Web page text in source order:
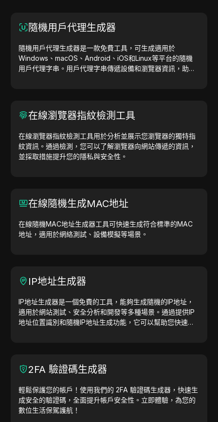
隨機用戶代理生成器
隨機用戶代理生成器是一款免費工具，可生成適用於
Windows、macOS、Android、iOS和Linux等平台的隨機
用戶代理字串。用戶代理字串傳遞設備和瀏覽器資訊，助力
在線瀏覽器指紋檢測工具
在線瀏覽器指紋檢測工具用於分析並展示您瀏覽器的獨特指
紋資訊。通過檢測，您可以了解瀏覽器向網站傳遞的資訊，
並採取措施提升您的隱私與安全性。
在線隨機生成MAC地址
在線隨機MAC地址生成器工具可快速生成符合標準的MAC
地址，適用於網絡測試、設備模擬等場景。
IP地址生成器
IP地址生成器是一個免費的工具，能夠生成隨機的IP地址，
適用於網站測試、安全分析和開發等多種場景。通過提供IP
地址位置識別和隨機IP地址生成功能，它可以幫助您快速生
2FA 驗證碼生成器
輕鬆保護您的帳戶！使用我們的 2FA 驗證碼生成器，快速生
成安全的驗證碼，全面提升帳戶安全性。立即體驗，為您的
數位生活保駕護航！